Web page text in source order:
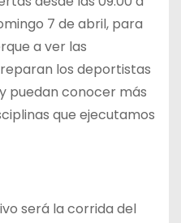
7 de abril, para
a ver las
los deportistas
puedan conocer más
que ejecutamos
será la corrida del